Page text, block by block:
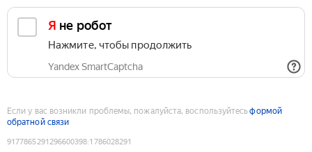
Я не робот
Нажмите, чтобы продолжить
Yandex SmartCaptcha
Если у вас возникли проблемы, пожалуйста, воспользуйтесьформой
обратной связи
9177865291296600398:1786028291